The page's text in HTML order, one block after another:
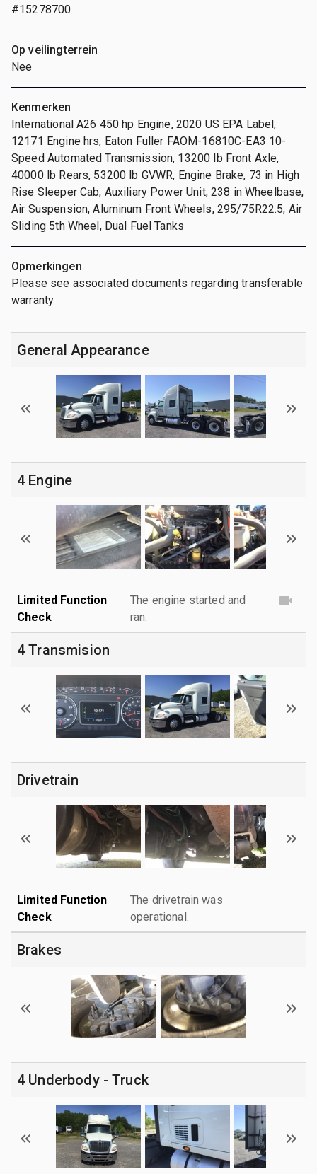
#15278700
Op veilingterrein
Nee
Kenmerken
International A26 450 hp Engine, 2020 US EPA Label,
12171 Engine hrs, Eaton Fuller FAOM-16810C-EA3 10-
Speed Automated Transmission, 13200 lb Front Axle,
40000 lb Rears, 53200 lb GVWR, Engine Brake, 73 in High
Rise Sleeper Cab, Auxiliary Power Unit, 238 in Wheelbase,
Air Suspension, Aluminum Front Wheels, 295/75R22.5, Air
Sliding 5th Wheel, Dual Fuel Tanks
Opmerkingen
Please see associated documents regarding transferable
warranty
General Appearance
4 Engine
Limited Function
Check
The engine started and
ran.
4 Transmision
Drivetrain
Limited Function
Check
The drivetrain was
operational.
Brakes
4 Underbody - Truck